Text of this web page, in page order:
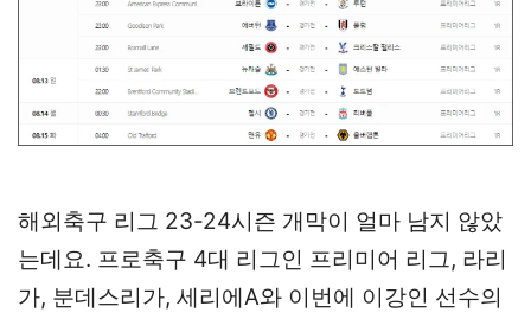
해외축구 리그 23-24시즌 개막이 얼마 남지 않았
는데요. 프로축구 4대 리그인 프리미어 리그, 라리
가, 분데스리가, 세리에A와 이번에 이강인 선수의